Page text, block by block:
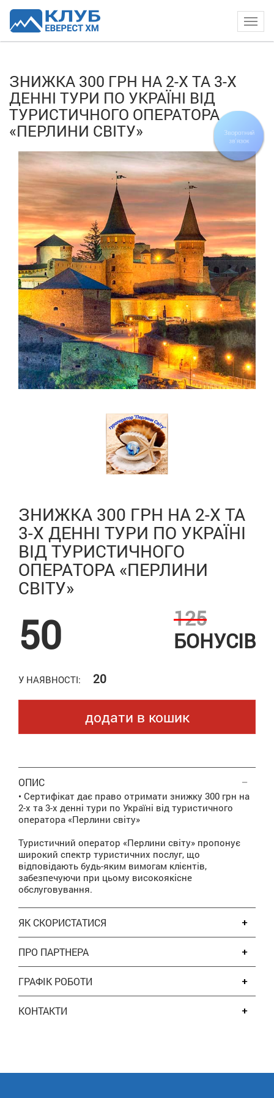
ЗНИЖКА 300 ГРН НА 2-Х ТА 3-Х
ДЕННІ ТУРИ ПО УКРАЇНІ ВІД
ТУРИСТИЧНОГО ОПЕРАТОРА
«ПЕРЛИНИ СВІТУ»
ЗНИЖКА 300 ГРН НА 2-Х ТА
3-Х ДЕННІ ТУРИ ПО УКРАЇНІ
ВІД ТУРИСТИЧНОГО
ОПЕРАТОРА «ПЕРЛИНИ
СВІТУ»
50
125
БОНУСІВ
У НАЯВНОСТІ: 20
додати в кошик
ОПИС
• Сертифікат дає право отримати знижку 300 грн на
2-х та 3-х денні тури по Україні від туристичного
оператора «Перлини світу»
Туристичний оператор «Перлини світу» пропонує
широкий спектр туристичних послуг, що
відповідають будь-яким вимогам клієнтів,
забезпечуючи при цьому високоякісне
обслуговування.
ЯК СКОРИСТАТИСЯ
ПРО ПАРТНЕРА
ГРАФІК РОБОТИ
КОНТАКТИ